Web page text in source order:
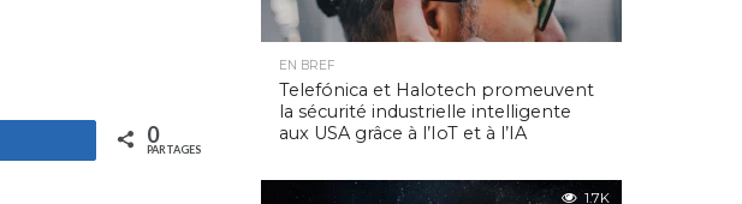
0
PARTAGES
EN BREF
Telefónica et Halotech promeuvent
la sécurité industrielle intelligente
aux USA grâce à l’IoT et à l’IA
1.7K